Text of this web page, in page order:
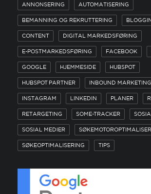
ANNONSERING AUTOMATISERING
BEMANNING OG REKRUTTERING
CONTENT DIGITAL MARKEDSFØRING
E-POSTMARKEDSFØRING FACEBOOK
GOOGLE HJEMMESIDE HUBSPOT
HUBSPOT PARTNER INBOUND MARKETING
INSTAGRAM LINKEDIN PLANER
RETARGETING SOME-TRACKER
SOSIAL MEDIER
SØKEOPTIMALISERING TIPS